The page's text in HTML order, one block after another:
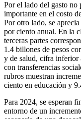
Por el lado del gasto no
importante en el costo
Por otro lado, se
por ciento anual. En la
terceras partes
1.4 billones de pesos
y de salud, cifra inferior
con transferencias
rubros muestran
ciento en educación y
Para 2024, se esperan
entorno de un